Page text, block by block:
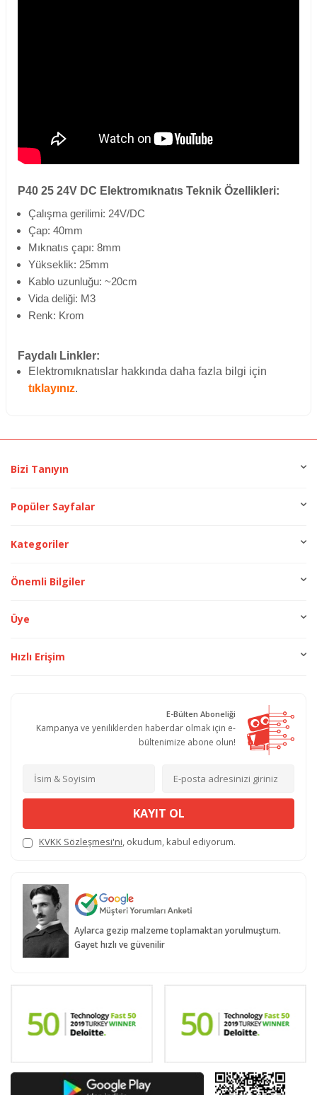
P40 25 24V DC Elektromıknatıs Teknik Özellikleri:
Çalışma gerilimi: 24V/DC
Çap: 40mm
Mıknatıs çapı: 8mm
Yükseklik: 25mm
Kablo uzunluğu: ~20cm
Vida deliği: M3
Renk: Krom
Faydalı Linkler:
Elektromıknatıslar hakkında daha fazla bilgi için
tıklayınız.
Bizi Tanıyın
Popüler Sayfalar
Kategoriler
Önemli Bilgiler
Üye
Hızlı Erişim
E-Bülten Aboneliği
Kampanya ve yeniliklerden haberdar olmak için e-
bültenimize abone olun!
KAYIT OL
KVKK Sözleşmesi'ni, okudum, kabul ediyorum.
Aylarca gezip malzeme toplamaktan yorulmuştum.
Gayet hızlı ve güvenilir